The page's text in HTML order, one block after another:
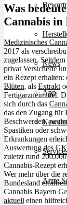
News
App
Ärzte
Was
Cannabis in
Medizinisches
2017 als
zugelassen.
privat Versicherte
ein Rezept erhalten:
Blüten, als Extrakt
Fertigarzneimittel.
sich durch das
das den Zugang für
Beschwerden,
Spastiken oder
Erkrankungen
Auswertung des
zuletzt rund
Cannabis-Rezept
Wer mehr über die
Bundesland
Cannabis Bayern
aktuell einen